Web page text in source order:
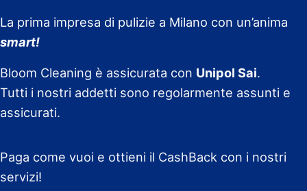
La prima impresa di pulizie a Milano con un’anima
smart!
Bloom Cleaning è assicurata con Unipol Sai.
Tutti i nostri addetti sono regolarmente assunti e
assicurati.
Paga come vuoi e ottieni il CashBack con i nostri
servizi!